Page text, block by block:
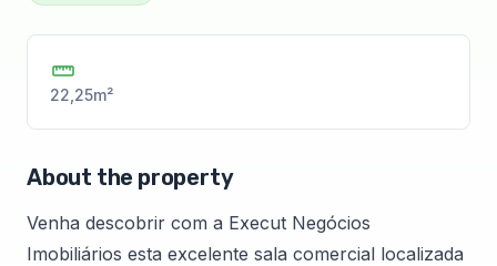
22,25m²
About the property
Venha descobrir com a Execut Negócios
Imobiliários esta excelente sala comercial localizada